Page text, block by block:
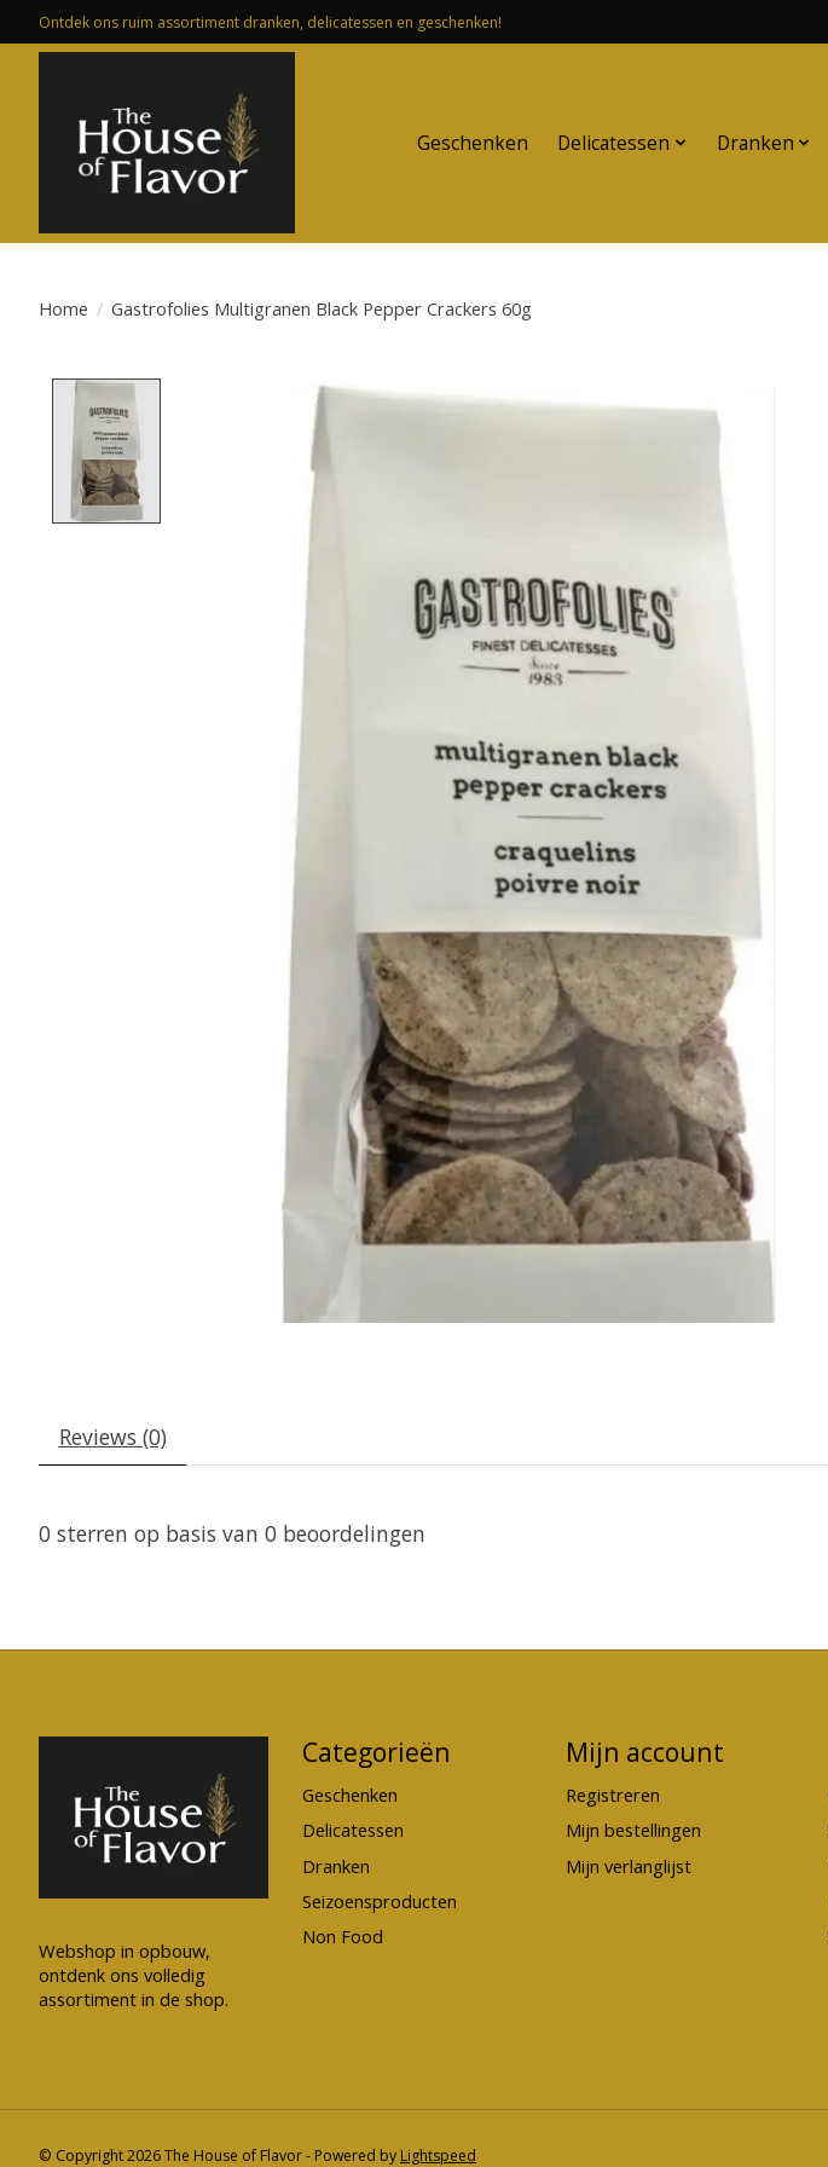
Ontdek ons ruim assortiment dranken, delicatessen en geschenken!
Geschenken Delicatessen Dranken
Home / Gastrofolies Multigranen Black Pepper Crackers 60g
Product image slideshow Items
Reviews (0)
0 sterren op basis van 0 beoordelingen
Webshop in opbouw,
ontdenk ons volledig
assortiment in de shop.
Categorieën
Geschenken
Delicatessen
Dranken
Seizoensproducten
Non Food
Mijn account
Registreren
Mijn bestellingen
Mijn verlanglijst
© Copyright 2026 The House of Flavor - Powered by Lightspeed